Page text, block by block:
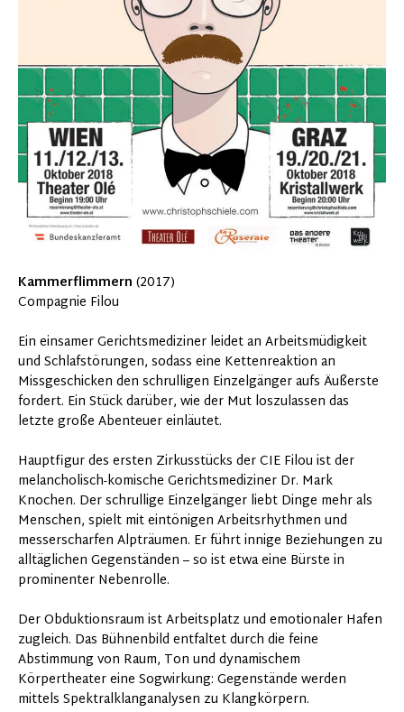
Kammerflimmern (2017)
Compagnie Filou
Ein einsamer Gerichtsmediziner leidet an Arbeitsmüdigkeit
und Schlafstörungen, sodass eine Kettenreaktion an
Missgeschicken den schrulligen Einzelgänger aufs Äußerste
fordert. Ein Stück darüber, wie der Mut loszulassen das
letzte große Abenteuer einläutet.
Hauptfigur des ersten Zirkusstücks der CIE Filou ist der
melancholisch-komische Gerichtsmediziner Dr. Mark
Knochen. Der schrullige Einzelgänger liebt Dinge mehr als
Menschen, spielt mit eintönigen Arbeitsrhythmen und
messerscharfen Alpträumen. Er führt innige Beziehungen zu
alltäglichen Gegenständen – so ist etwa eine Bürste in
prominenter Nebenrolle.
Der Obduktionsraum ist Arbeitsplatz und emotionaler Hafen
zugleich. Das Bühnenbild entfaltet durch die feine
Abstimmung von Raum, Ton und dynamischem
Körpertheater eine Sogwirkung: Gegenstände werden
mittels Spektralklanganalysen zu Klangkörpern.